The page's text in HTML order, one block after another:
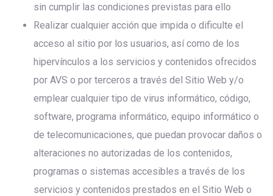
sin cumplir las condiciones previstas para ello
Realizar cualquier acción que impida o dificulte el
acceso al sitio por los usuarios, así como de los
hipervínculos a los servicios y contenidos ofrecidos
por AVS o por terceros a través del Sitio Web y/o
emplear cualquier tipo de virus informático, código,
software, programa informático, equipo informático o
de telecomunicaciones, que puedan provocar daños o
alteraciones no autorizadas de los contenidos,
programas o sistemas accesibles a través de los
servicios y contenidos prestados en el Sitio Web o